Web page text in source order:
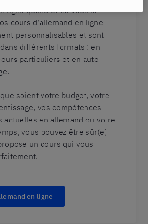
ligne quand et où vous le
cours d'allemand en ligne
personnalisables et sont
différents formats : en
particuliers et en auto-
soient votre budget, votre
vos compétences
actuelles en allemand ou votre
vous pouvez être sûr(e)
un cours qui vous
en ligne